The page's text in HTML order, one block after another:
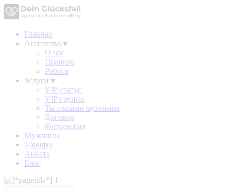
Главная
Агентство ▾
О нас
Правила
Работа
Услуги ▾
VIP статус
VIP группа
Ты глазами мужчины
Договор
Фотосессия
Мужчины
Тарифы
Анкета
Блог